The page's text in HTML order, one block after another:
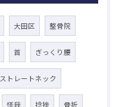
大田区 整骨院
首 ぎっくり腰
ストレートネック
怪我 捻挫 骨折